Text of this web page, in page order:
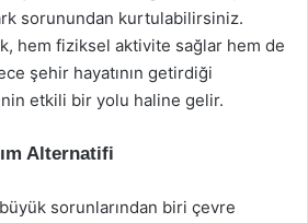
sorunundan kurtulabilirsiniz.
hem fiziksel aktivite sağlar hem de
şehir hayatının getirdiği
etkili bir yolu haline gelir.
Alternatifi
sorunlarından biri çevre